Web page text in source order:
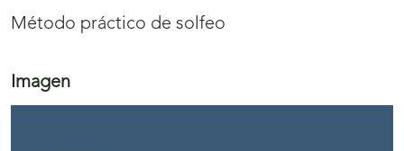
Método práctico de solfeo
Imagen